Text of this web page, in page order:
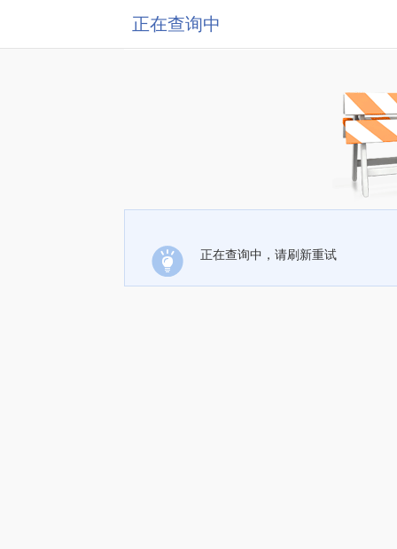
正在查询中
正在查询中，请刷新重试